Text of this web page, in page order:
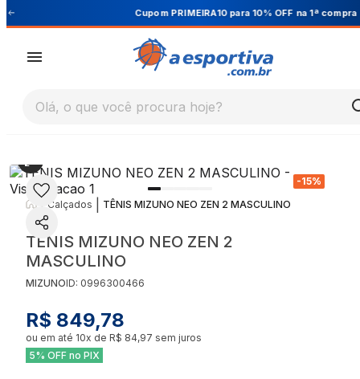
Cupom PRIMEIRA10 para 10% OFF na 1ª compra
Olá, o que você procura hoje?
-15%
Calçados TÊNIS MIZUNO NEO ZEN 2 MASCULINO
TÊNIS MIZUNO NEO ZEN 2
MASCULINO
MIZUNOID: 0996300466
R$ 849,78
ou em até 10x de R$ 84,97 sem juros
5% OFF no PIX